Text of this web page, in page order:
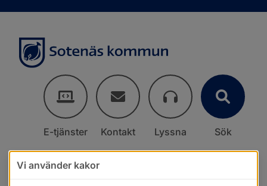
E-tjänster Kontakt Lyssna Sök
Vi använder kakor